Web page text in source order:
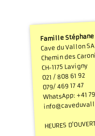
​​Famille
Cave du Vallon SA
Chemin des
CH-1175 Lavigny
021 / 808 61 92
079/ 469 17 47
WhatsApp: +41
​HEURES